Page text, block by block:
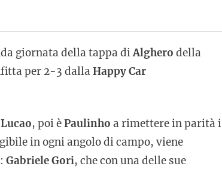
giornata della tappa diAlghero della
per 2-3 dalla Happy Car
Lucao, poi èPaulinho a rimettere in parità i
in ogni angolo di campo, viene
Gabriele Gori, che con una delle sue